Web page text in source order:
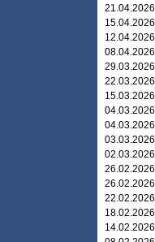
21.04.2026
15.04.2026
12.04.2026
08.04.2026
29.03.2026
22.03.2026
15.03.2026
04.03.2026
04.03.2026
03.03.2026
02.03.2026
26.02.2026
26.02.2026
22.02.2026
18.02.2026
14.02.2026